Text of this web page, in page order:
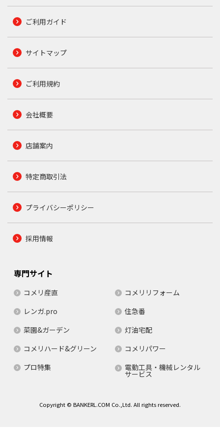
ご利用ガイド
サイトマップ
ご利用規約
会社概要
店舗案内
特定商取引法
プライバシーポリシー
採用情報
専門サイト
コメリ産直
コメリリフォーム
レンガ.pro
住急番
菜園&ガーデン
灯油宅配
コメリハード&グリーン
コメリパワー
プロ特集
電動工具・機械レンタル
サービス
Copyright © BANKERL.COM Co.,Ltd. All rights reserved.